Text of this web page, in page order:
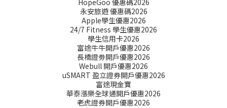
永安旅遊 優惠碼2026
Apple學生優惠2026
24/7 Fitness 學生優惠2026
學生信用卡2026
富途牛牛開戶優惠2026
長橋證劵開戶優惠2026
Webull 開戶優惠2026
uSMART 盈立證券開戶優惠2026
富途現金寶
華泰漲樂全球通開戶優惠2026
老虎證券開戶優惠2026